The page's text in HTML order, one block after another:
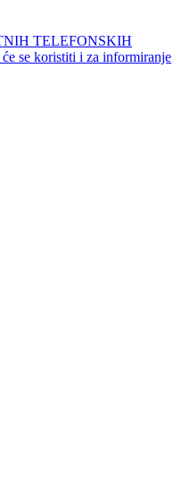
TELEFONSKIH
se koristiti i za informiranje